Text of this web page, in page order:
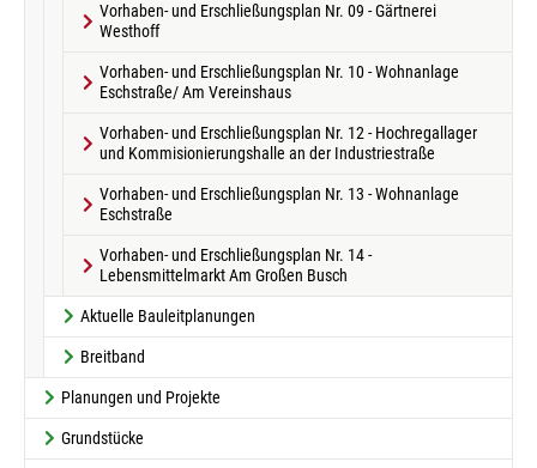
Vorhaben- und Erschließungsplan Nr. 09 - Gärtnerei
Westhoff
Vorhaben- und Erschließungsplan Nr. 10 - Wohnanlage
Eschstraße/ Am Vereinshaus
Vorhaben- und Erschließungsplan Nr. 12 - Hochregallager
und Kommisionierungshalle an der Industriestraße
Vorhaben- und Erschließungsplan Nr. 13 - Wohnanlage
Eschstraße
Vorhaben- und Erschließungsplan Nr. 14 -
Lebensmittelmarkt Am Großen Busch
Aktuelle Bauleitplanungen
Breitband
Planungen und Projekte
Grundstücke